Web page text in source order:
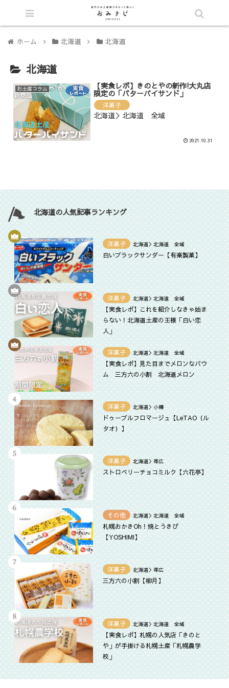
ホーム 北海道 北海道
北海道
お土産コラム 【実食レポ】きのとやの新作!大丸店
限定の「バターパイサンド」
洋菓子
北海道＞北海道 全域
2021.10.31
北海道の人気記事ランキング
洋菓子 北海道＞北海道 全域
白いブラックサンダー【有楽製菓】
洋菓子 北海道＞北海道 全域
【実食レポ】これを紹介しなきゃ始ま
らない！北海道土産の王様「白い恋
人」
洋菓子 北海道＞北海道 全域
【実食レポ】見た目までメロンなバウ
ム 三方六の小割 北海道メロン
洋菓子 北海道＞小樽
ドゥーブルフロマージュ【LeTAO（ル
タオ）】
洋菓子 北海道＞帯広
ストロベリーチョコミルク【六花亭】
その他 北海道＞北海道 全域
札幌おかきOh！焼とうきび
【YOSHIMI】
洋菓子 北海道＞帯広
三方六の小割【柳月】
洋菓子 北海道＞北海道 全域
【実食レポ】札幌の人気店「きのと
や」が手掛ける札幌土産「札幌農学
校」
シェア